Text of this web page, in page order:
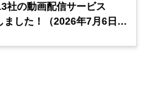
社の動画配信サービス
した！（2026年7月6日更